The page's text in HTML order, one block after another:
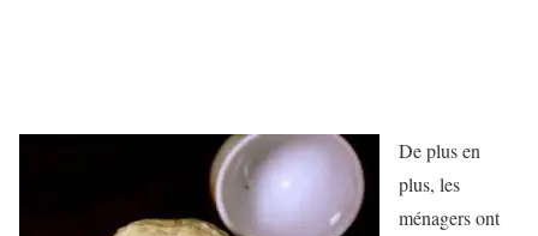
De plus en
plus, les
ménagers ont